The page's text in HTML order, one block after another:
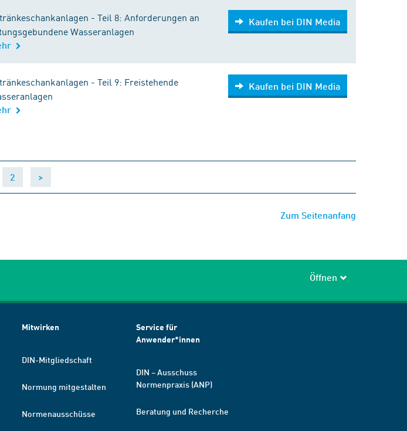
- Teil 8: Anforderungen an
Wasseranlagen
Kaufen bei DIN Media
- Teil 9: Freistehende
Kaufen bei DIN Media
2 >
Zum Seitenanfang
Öffnen
Mitwirken
DIN-Mitgliedschaft
Normung mitgestalten
Normenausschüsse
Service für
Anwender*innen
DIN – Ausschuss
Normenpraxis (ANP)
Beratung und Recherche